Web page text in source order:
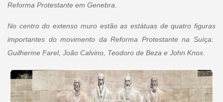
Reforma Protestante em Genebra.
No centro do extenso muro estão as estátuas de quatro figuras
importantes do movimento da Reforma Protestante na Suíça:
Guilherme Farel, João Calvino, Teodoro de Beza e John Knox.